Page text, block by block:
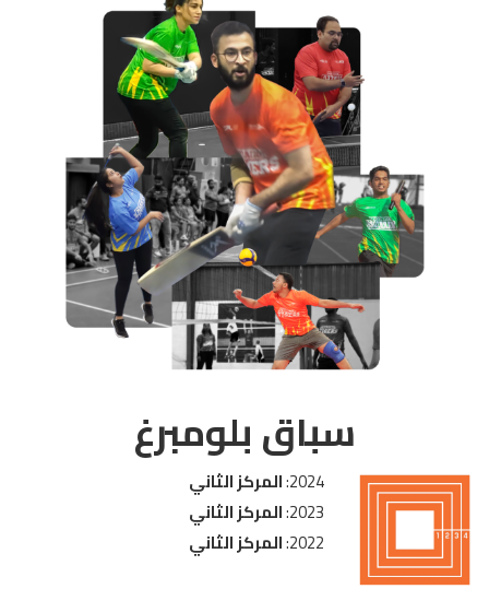
سباق بلومبرغ
2024: المركز الثاني
2023: المركز الثاني
2022: المركز الثاني